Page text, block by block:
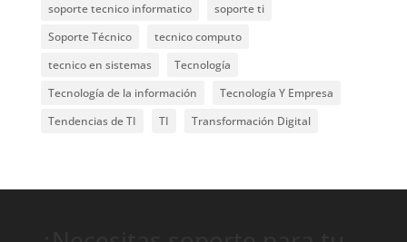
soporte tecnico informatico
soporte ti
Soporte Técnico
tecnico computo
tecnico en sistemas
Tecnología
Tecnología de la información
Tecnología Y Empresa
Tendencias de TI
TI Transformación Digital